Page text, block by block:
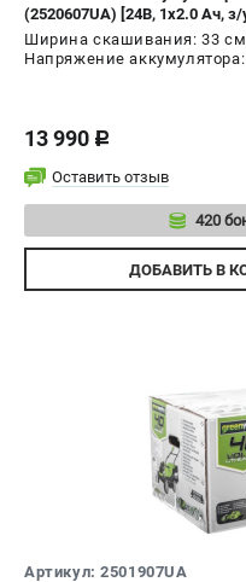
(2520607UA) [24В, 1х2.0 Ач, з/
Ширина скашивания: 33
Напряжение
13 990 c
Оставить отзыв
420
ДОБАВИТЬ В
Артикул: 2501907UA